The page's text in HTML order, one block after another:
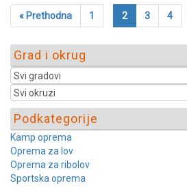
« Prethodna 1 2 3 4
Grad i okrug
Podkategorije
Kamp oprema
Oprema za lov
Oprema za ribolov
Sportska oprema